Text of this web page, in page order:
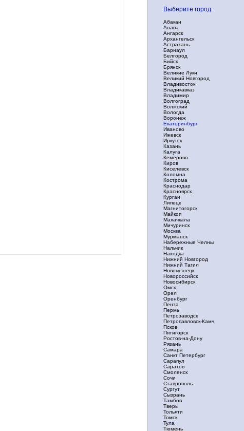
Выберите город:
Абакан
Анапа
Ангарск
Архангельск
Астрахань
Барнаул
Белгород
Бийск
Брянск
Великие Луки
Великий Новгород
Владивосток
Владикавказ
Владимир
Волгоград
Волжский
Вологда
Воронеж
Екатеринбург
Иваново
Ижевск
Иркутск
Казань
Калуга
Кемерово
Киров
Киселевск
Коломна
Кострома
Краснодар
Красноярск
Курган
Липецк
Магнитогорск
Майкоп
Махачкала
Мичуринск
Москва
Мурманск
Набережные Челны
Нальчик
Находка
Нижний Новгород
Нижний Тагил
Новокузнецк
Новороссийск
Новосибирск
Омск
Орел
Оренбург
Пенза
Пермь
Петрозаводск
Петропавловск-Камч.
Псков
Пятигорск
Ростов-на-Дону
Рязань
Самара
Санкт Петербург
Сарапул
Саратов
Смоленск
Сочи
Ставрополь
Сургут
Сызрань
Тамбов
Тверь
Тольяти
Томск
Тула
Тюмень